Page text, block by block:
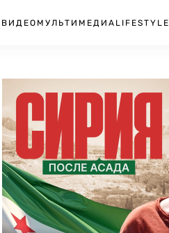
ВИДЕО МУЛЬТИМЕДИА LIFESTYLE